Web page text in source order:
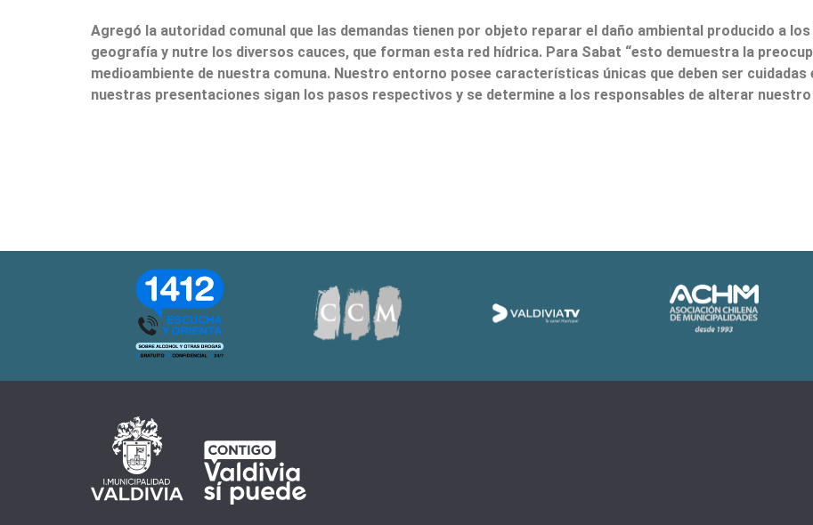
Agregó la autoridad comunal que las demandas tienen por objeto reparar el daño ambiental producido a
geografía y nutre los diversos cauces, que forman esta red hídrica. Para Sabat “esto demuestra la
medioambiente de nuestra comuna. Nuestro entorno posee características únicas que deben ser
nuestras presentaciones sigan los pasos respectivos y se determine a los responsables de alterar nuestro